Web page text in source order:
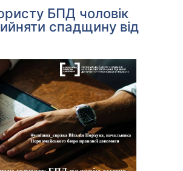
БПД чоловік
спадщину від